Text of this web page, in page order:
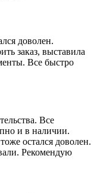
доволен.
заказ, выставила
Все быстро
Все
и в наличии.
остался доволен.
Рекомендую